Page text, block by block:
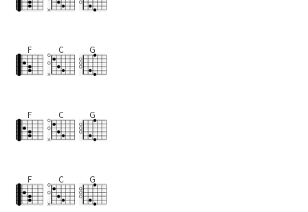
F C G
F C G
F C G